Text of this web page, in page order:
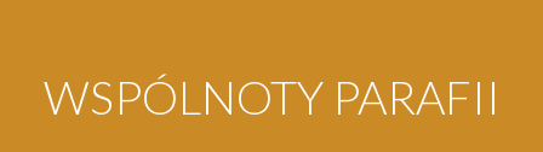
WSPÓLNOTY PARAFII